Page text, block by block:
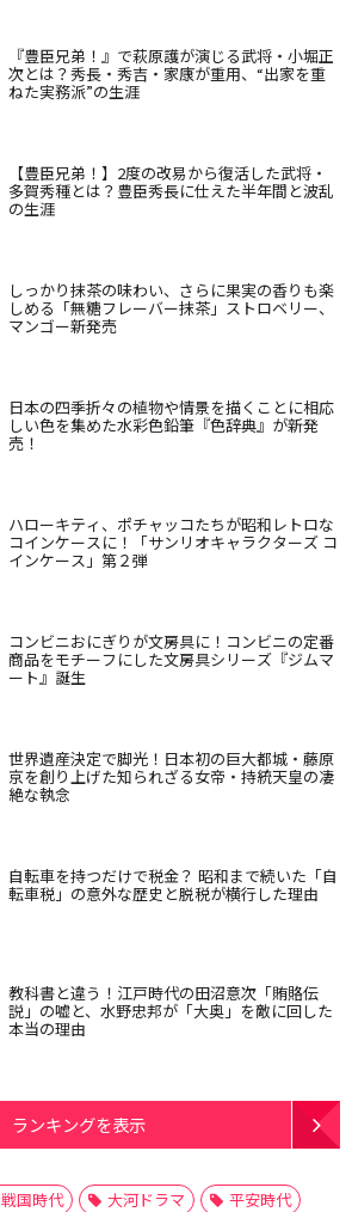
『豊臣兄弟！』で萩原護が演じる武将・小堀正
次とは？秀長・秀吉・家康が重用、“出家を重
ねた実務派”の生涯
【豊臣兄弟！】2度の改易から復活した武将・
多賀秀種とは？豊臣秀長に仕えた半年間と波乱
の生涯
しっかり抹茶の味わい、さらに果実の香りも楽
しめる「無糖フレーバー抹茶」ストロベリー、
マンゴー新発売
日本の四季折々の植物や情景を描くことに相応
しい色を集めた水彩色鉛筆『色辞典』が新発
売！
ハローキティ、ポチャッコたちが昭和レトロな
コインケースに！「サンリオキャラクターズ コ
インケース」第２弾
コンビニおにぎりが文房具に！コンビニの定番
商品をモチーフにした文房具シリーズ『ジムマ
ート』誕生
世界遺産決定で脚光！日本初の巨大都城・藤原
京を創り上げた知られざる女帝・持統天皇の凄
絶な執念
自転車を持つだけで税金？ 昭和まで続いた「自
転車税」の意外な歴史と脱税が横行した理由
教科書と違う！江戸時代の田沼意次「賄賂伝
説」の嘘と、水野忠邦が「大奥」を敵に回した
本当の理由
ランキングを表示
戦国時代 大河ドラマ
平安時代